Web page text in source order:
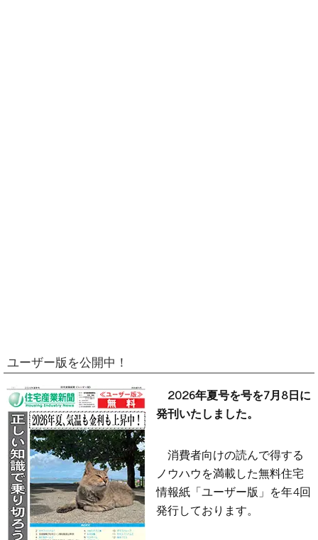
ユーザー版を公開中！
2026年夏号を号を7月8日に
発刊いたしました。
消費者向けの読んで得する
ノウハウを満載した無料住宅
情報紙「ユーザー版」を年4回
発行しております。